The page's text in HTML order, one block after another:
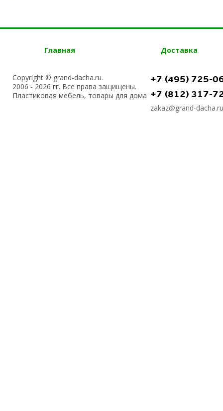
Главная Доставка
Copyright © grand-dacha.ru.
2006 - 2026 гг. Все права защищены.
Пластиковая мебель, товары для дома
+7 (495) 725-
+7 (812) 317-
zakaz@grand-dacha.ru